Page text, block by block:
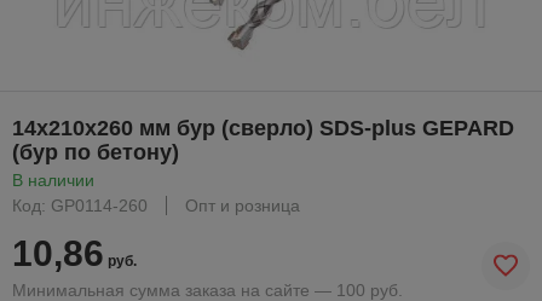
14х210х260 мм бур (сверло) SDS-plus GEPARD
(бур по бетону)
В наличии
Код: GP0114-260
Опт и розница
10,86 руб.
Минимальная сумма заказа на сайте — 100 руб.